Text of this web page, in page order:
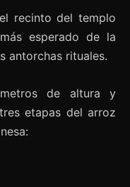
recinto del templo
esperado de la
antorchas rituales.
de altura y
etapas del arroz